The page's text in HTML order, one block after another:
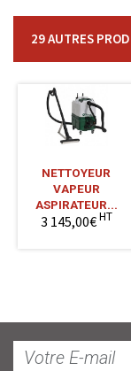
29 AUTRES
NETTOYEUR
VAPEUR
ASPIRATEUR...
3 145,00€HT